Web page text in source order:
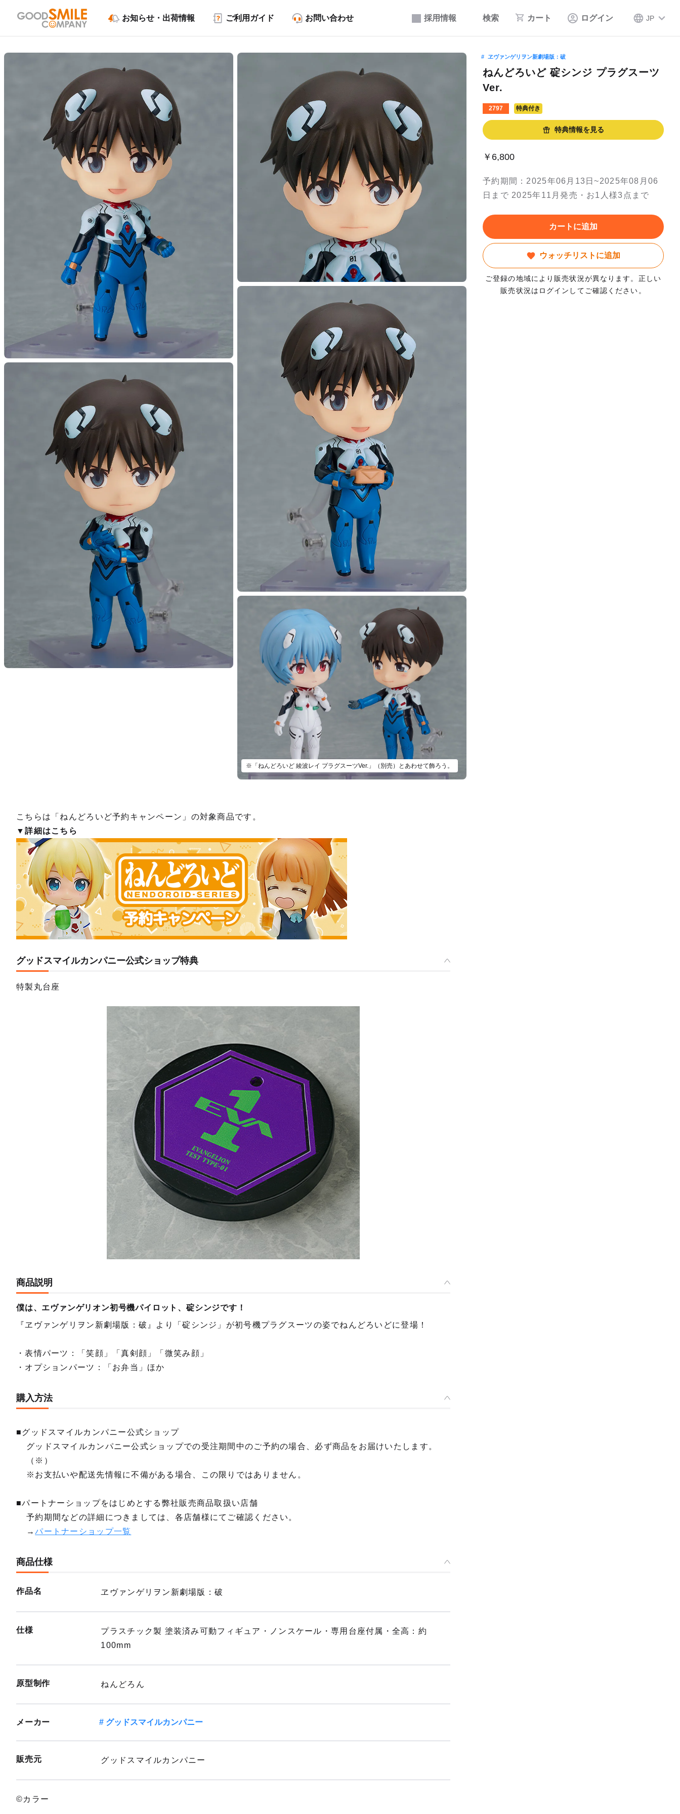
採用情報 検索 カート ログイン JP
お知らせ・出荷情報 ご利用ガイド お問い合わせ
※「ねんどろいど 綾波レイ プラグスーツVer.」（別売）とあわせて飾ろう。
ヱヴァンゲリヲン新劇場版：破
ねんどろいど 碇シンジ プラグスーツ
Ver.
2797 特典付き
特典情報を見る
￥6,800
予約期間：2025年06月13日~2025年08月06
日まで 2025年11月発売・お1人様3点まで
カートに追加
ウォッチリストに追加
ご登録の地域により販売状況が異なります。正しい
販売状況はログインしてご確認ください。
こちらは「ねんどろいど予約キャンペーン」の対象商品です。
▼詳細はこちら
グッドスマイルカンパニー公式ショップ特典
特製丸台座
商品説明
僕は、エヴァンゲリオン初号機パイロット、碇シンジです！
『ヱヴァンゲリヲン新劇場版：破』より「碇シンジ」が初号機プラグスーツの姿でねんどろいどに登場！
・表情パーツ：「笑顔」「真剣顔」「微笑み顔」
・オプションパーツ：「お弁当」ほか
購入方法
■グッドスマイルカンパニー公式ショップ
グッドスマイルカンパニー公式ショップでの受注期間中のご予約の場合、必ず商品をお届けいたします。
（※）
※お支払いや配送先情報に不備がある場合、この限りではありません。
■パートナーショップをはじめとする弊社販売商品取扱い店舗
予約期間などの詳細につきましては、各店舗様にてご確認ください。
→パートナーショップ一覧
商品仕様
作品名 ヱヴァンゲリヲン新劇場版：破
仕様
プラスチック製 塗装済み可動フィギュア・ノンスケール・専用台座付属・全高：約
100mm
原型制作 ねんどろん
メーカー グッドスマイルカンパニー
販売元 グッドスマイルカンパニー
©カラー